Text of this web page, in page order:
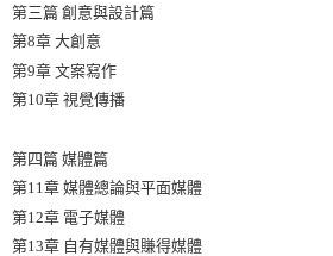
第三篇 創意與設計篇
第8章 大創意
第9章 文案寫作
第10章 視覺傳播
第四篇 媒體篇
第11章 媒體總論與平面媒體
第12章 電子媒體
第13章 自有媒體與賺得媒體